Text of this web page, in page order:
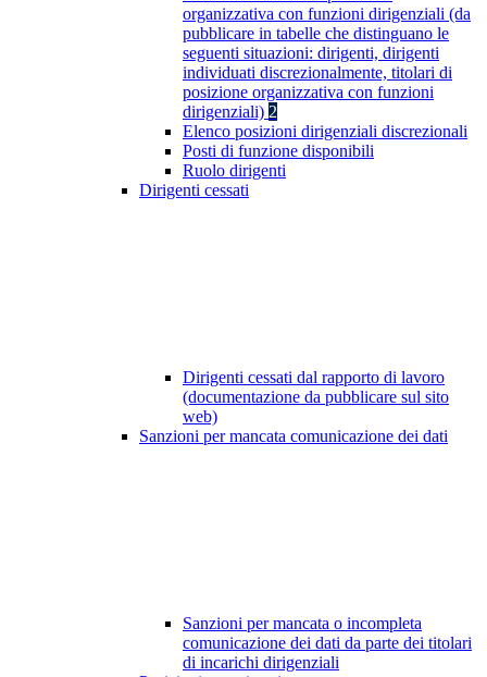
organizzativa con funzioni dirigenziali (da
pubblicare in tabelle che distinguano le
seguenti situazioni: dirigenti, dirigenti
individuati discrezionalmente, titolari di
posizione organizzativa con funzioni
dirigenziali) 2
Elenco posizioni dirigenziali discrezionali
Posti di funzione disponibili
Ruolo dirigenti
Dirigenti cessati
Dirigenti cessati dal rapporto di lavoro
(documentazione da pubblicare sul sito
web)
Sanzioni per mancata comunicazione dei dati
Sanzioni per mancata o incompleta
comunicazione dei dati da parte dei titolari
di incarichi dirigenziali